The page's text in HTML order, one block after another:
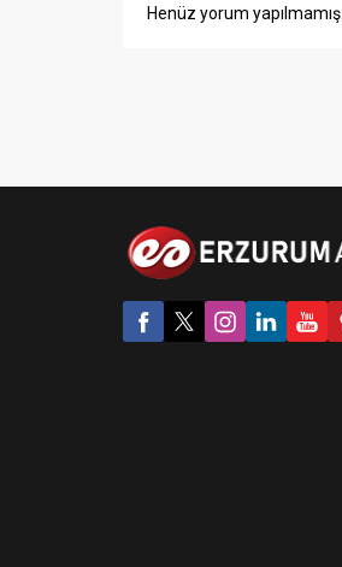
Henüz yorum yapılmamış.